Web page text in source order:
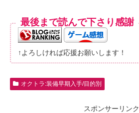
最後まで読んで下さり感謝
↑よろしければ応援お願いします！
オクトラ:装備早期入手/目的別
スポンサーリンク